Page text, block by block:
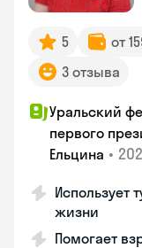
5 от
3 отзыва
Уральский
первого
Ельцина •
Использует
жизни
Помогает